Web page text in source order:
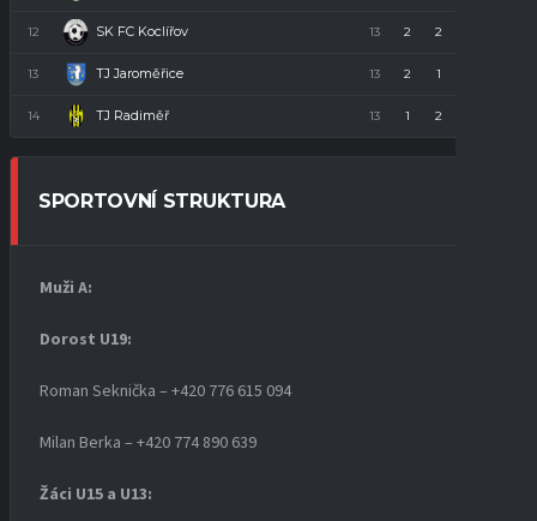
12 SK FC Koclířov 13 2 2
13 TJ Jaroměřice 13 2 1
14 TJ Radiměř 13 1 2
SPORTOVNÍ STRUKTURA
Muži A:
Dorost U19:
Roman Seknička – +420 776 615 094
Milan Berka – +420 774 890 639
Žáci U15 a U13: